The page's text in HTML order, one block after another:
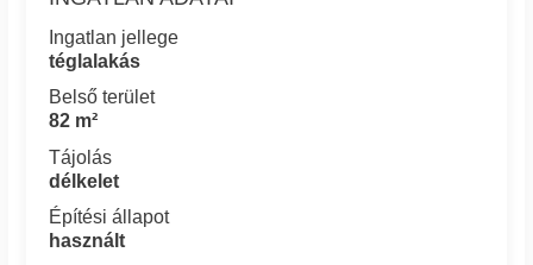
Ingatlan jellege
téglalakás
Belső terület
82 m²
Tájolás
délkelet
Építési állapot
használt